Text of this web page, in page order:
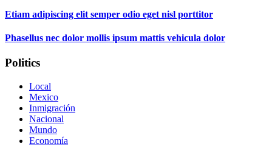
Etiam adipiscing elit semper odio eget nisl porttitor
Phasellus nec dolor mollis ipsum mattis vehicula dolor
Politics
Local
Mexico
Inmigración
Nacional
Mundo
Economía